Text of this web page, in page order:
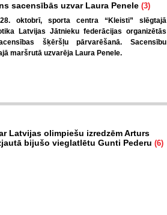
sacensībās uzvar Laura Penele (3)
oktobrī, sporta centra “Kleisti” slēgtajā
Latvijas Jātnieku federācijas organizētās
šķēršļu pārvarēšanā. Sacensību
maršrutā uzvarēja Laura Penele.
Latvijas olimpiešu izredzēm Arturs
bijušo vieglatlētu Gunti Pederu (6)